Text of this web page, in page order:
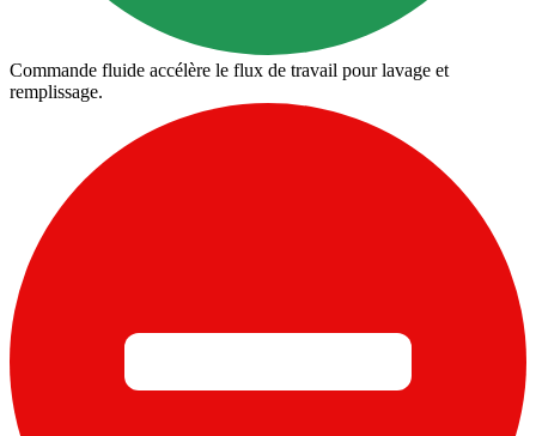
Commande fluide accélère le flux de travail pour lavage et
remplissage.